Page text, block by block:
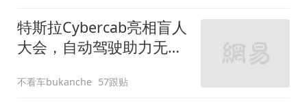
特斯拉Cybercab亮相盲人
大会，自动驾驶助力无障
不看车bukanche 57跟贴